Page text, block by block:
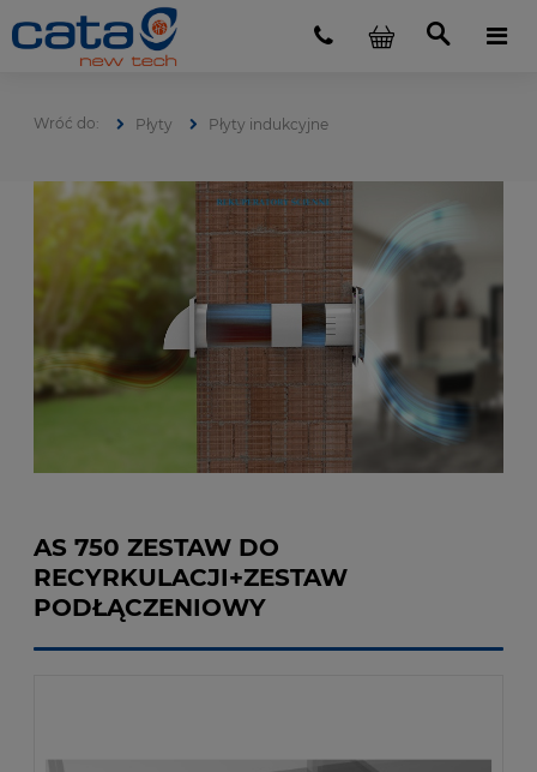
Płyty Płyty indukcyjne
AS 750 ZESTAW DO
RECYRKULACJI+ZESTAW
PODŁĄCZENIOWY